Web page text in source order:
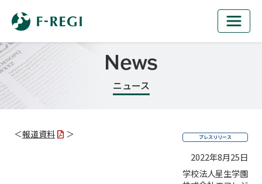
News
ニュース
＜報道資料 ＞ プレスリリース
2022年8月25日
学校法人星生学園